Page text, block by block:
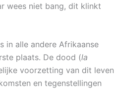
wees niet bang, dit klinkt
in alle andere Afrikaanse
plaats. De dood (la
voorzetting van dit leven
en tegenstellingen